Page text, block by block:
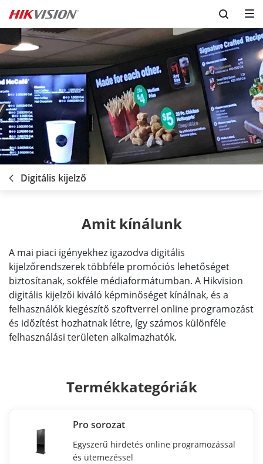
Digitális kijelző
Amit kínálunk
A mai piaci igényekhez igazodva digitális
kijelzőrendszerek többféle promóciós lehetőséget
biztosítanak, sokféle médiaformátumban. A Hikvision
digitális kijelzői kiváló képminőséget kínálnak, és a
felhasználók kiegészítő szoftverrel online programozást
és időzítést hozhatnak létre, így számos különféle
felhasználási területen alkalmazhatók.
Termékkategóriák
Pro sorozat
Egyszerű hirdetés online programozással
és ütemezéssel